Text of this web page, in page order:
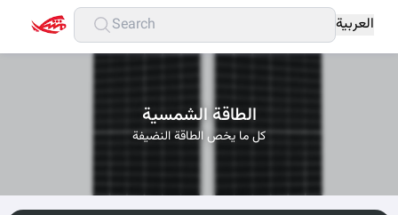
العربية
الطاقة الشمسية
كل ما يخص الطاقة النضيفة